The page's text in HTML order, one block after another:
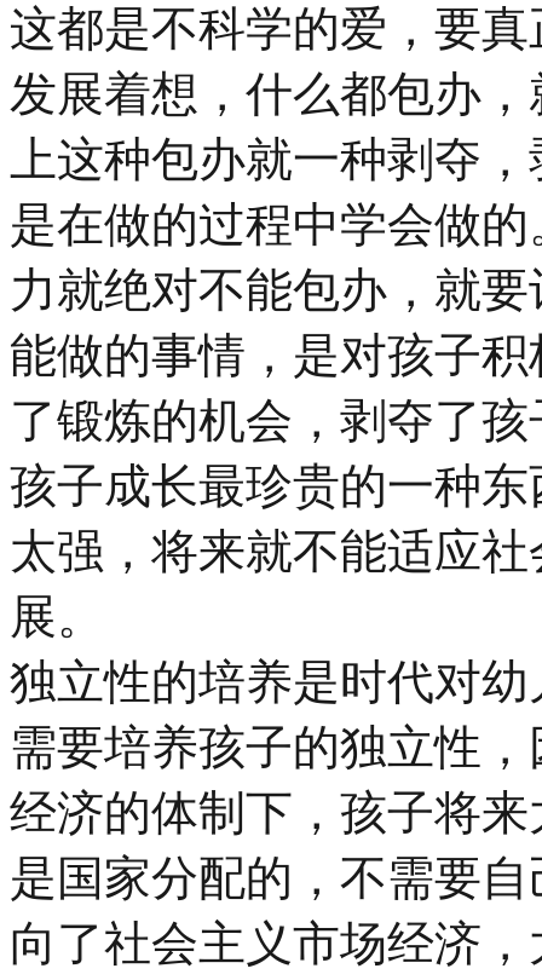
这都是不科学的爱，要
发展着想，什么都包办
上这种包办就一种剥夺
是在做的过程中学会做
力就绝对不能包办，就
能做的事情，是对孩子
了锻炼的机会，剥夺了
孩子成长最珍贵的一种
太强，将来就不能适应
展。
独立性的培养是时代对
需要培养孩子的独立性
经济的体制下，孩子将
是国家分配的，不需要
向了社会主义市场经济